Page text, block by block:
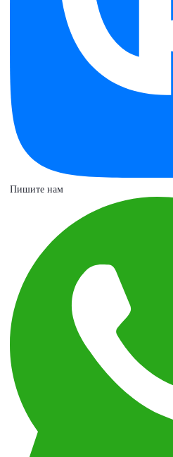
Пишите нам